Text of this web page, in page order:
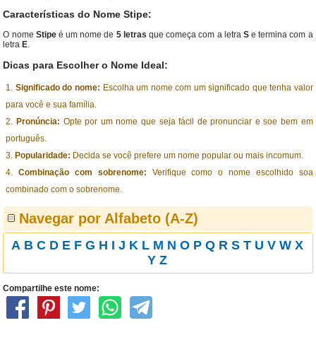
Características do Nome Stipe:
O nome Stipeé um nome de 5 letras que começa com a letra Se termina com a
letra E.
Dicas para Escolher o Nome Ideal:
Significado do nome: Escolha um nome com um significado que tenha valor
para você e sua família.
Pronúncia: Opte por um nome que seja fácil de pronunciar e soe bem em
português.
Popularidade: Decida se você prefere um nome popular ou mais incomum.
Combinação com sobrenome: Verifique como o nome escolhido soa
combinado com o sobrenome.
Navegar por Alfabeto (A-Z)
A B C D E F G H I J K L M N O P Q R S T U V W X
Y Z
Compartilhe este nome: